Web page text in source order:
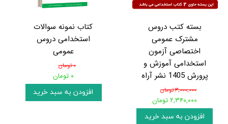
بسته کتب دروس
مشترک عمومی
اختصاصی آزمون
استخدامی آموزش و
پرورش 1405 نشر آراه
۳,۰۰۰,۰۰۰ تومان
۲,۳۴۰,۰۰۰ تومان
افزودن به سبد خرید
کتاب نمونه سوالات
استخدامی دروس
عمومی
۰ تومان
۰ تومان
افزودن به سبد خرید